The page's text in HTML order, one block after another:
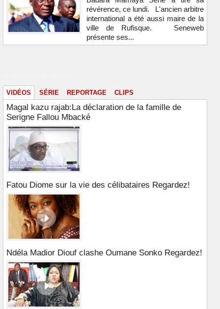
révérence, ce lundi. L'ancien arbitre
international a été aussi maire de la
ville de Rufisque. Seneweb
présente ses...
VIDÉOS SÉRIE REPORTAGE CLIPS
Magal kazu rajab:La déclaration de la famille de
Serigne Fallou Mbacké
Fatou Diome sur la vie des célibataires Regardez!
Ndéla Madior Diouf clashe Oumane Sonko Regardez!